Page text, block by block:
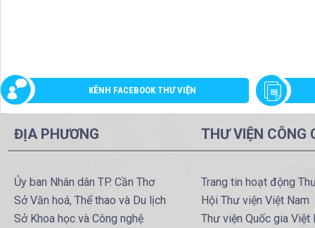
KÊNH FACEBOOK THƯ VIỆN
ĐỊA PHƯƠNG
Ủy ban Nhân dân TP. Cần Thơ
Sở Văn hoá, Thể thao và Du lịch
Sở Khoa học và Công nghệ
THƯ VIỆN CÔNG
Trang tin hoạt động
Hội Thư viện Việt Nam
Thư viện Quốc gia Việt